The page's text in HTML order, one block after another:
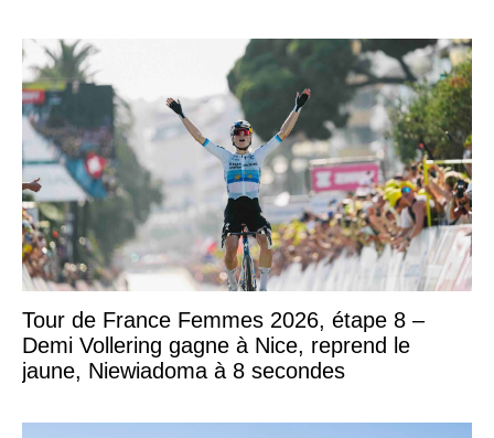
Tour de France Femmes 2026, étape 8 –
Demi Vollering gagne à Nice, reprend le
jaune, Niewiadoma à 8 secondes